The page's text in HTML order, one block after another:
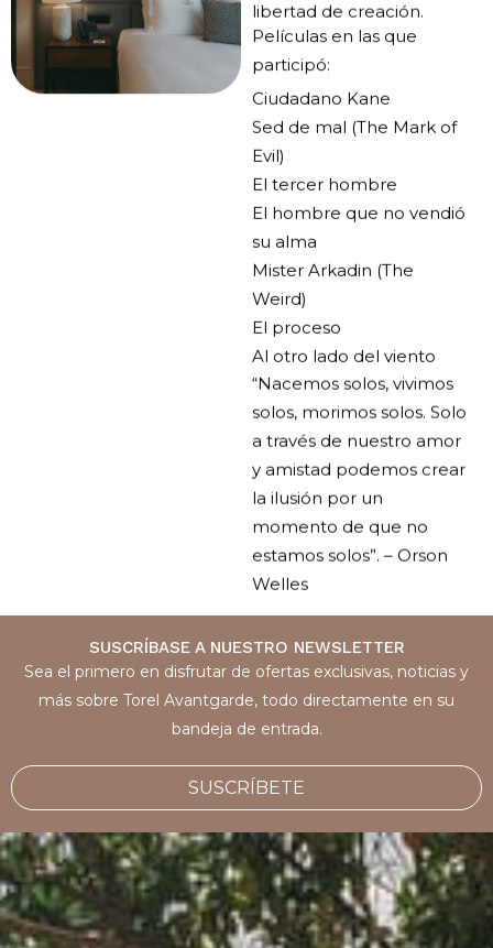
libertad de creación.
Películas en las que
participó:
Ciudadano Kane
Sed de mal (The Mark of
Evil)
El tercer hombre
El hombre que no vendió
su alma
Mister Arkadin (The
Weird)
El proceso
Al otro lado del viento
“Nacemos solos, vivimos
solos, morimos solos. Solo
a través de nuestro amor
y amistad podemos crear
la ilusión por un
momento de que no
estamos solos”. – Orson
Welles
SUSCRÍBASE A NUESTRO NEWSLETTER
Sea el primero en disfrutar de ofertas exclusivas, noticias y
más sobre Torel Avantgarde, todo directamente en su
bandeja de entrada.
SUSCRÍBETE